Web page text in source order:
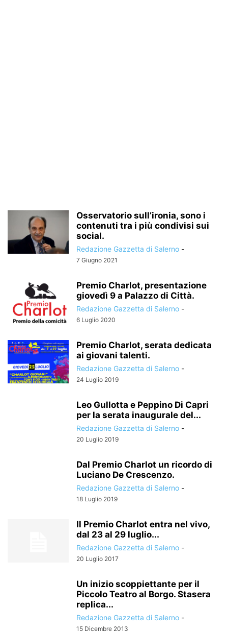
Osservatorio sull’ironia, sono i
contenuti tra i più condivisi sui
social.
Redazione Gazzetta di Salerno -
7 Giugno 2021
Premio Charlot, presentazione
giovedì 9 a Palazzo di Città.
Redazione Gazzetta di Salerno -
6 Luglio 2020
Premio Charlot, serata dedicata
ai giovani talenti.
Redazione Gazzetta di Salerno -
24 Luglio 2019
Leo Gullotta e Peppino Di Capri
per la serata inaugurale del...
Redazione Gazzetta di Salerno -
20 Luglio 2019
Dal Premio Charlot un ricordo di
Luciano De Crescenzo.
Redazione Gazzetta di Salerno -
18 Luglio 2019
Il Premio Charlot entra nel vivo,
dal 23 al 29 luglio...
Redazione Gazzetta di Salerno -
20 Luglio 2017
Un inizio scoppiettante per il
Piccolo Teatro al Borgo. Stasera
replica...
Redazione Gazzetta di Salerno -
15 Dicembre 2013